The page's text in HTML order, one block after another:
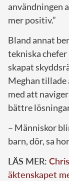
användningen
mer positiv.”
Bland annat
tekniska chefer
skapat
Meghan
med att
bättre
– Människor
barn, dör, sa
LÄS MER:
äktenskapet